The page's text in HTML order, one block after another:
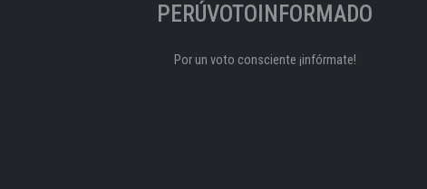
PERÚVOTOINFORMADO
Por un voto consciente ¡infórmate!